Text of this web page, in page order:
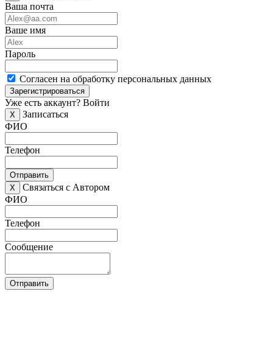
Ваша почта
Ваше имя
Пароль
Согласен на обработку персональных данных
Зарегистрироваться
Уже есть аккаунт? Войти
X
Записаться
ФИО
Телефон
Отправить
X
Связаться с Автором
ФИО
Телефон
Сообщение
Отправить